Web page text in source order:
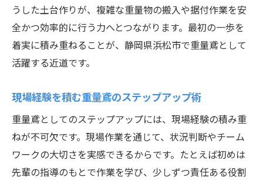
うした土台作りが、複雑な重量物の搬入や据付作業を安
全かつ効率的に行う力へとつながります。最初の一歩を
着実に積み重ねることが、静岡県浜松市で重量鳶として
活躍する近道です。
現場経験を積む重量鳶のステップアップ術
重量鳶としてのステップアップには、現場経験の積み重
ねが不可欠です。現場作業を通じて、状況判断やチーム
ワークの大切さを実感できるからです。たとえば初めは
先輩の指導のもとで作業を学び、少しずつ責任ある役割